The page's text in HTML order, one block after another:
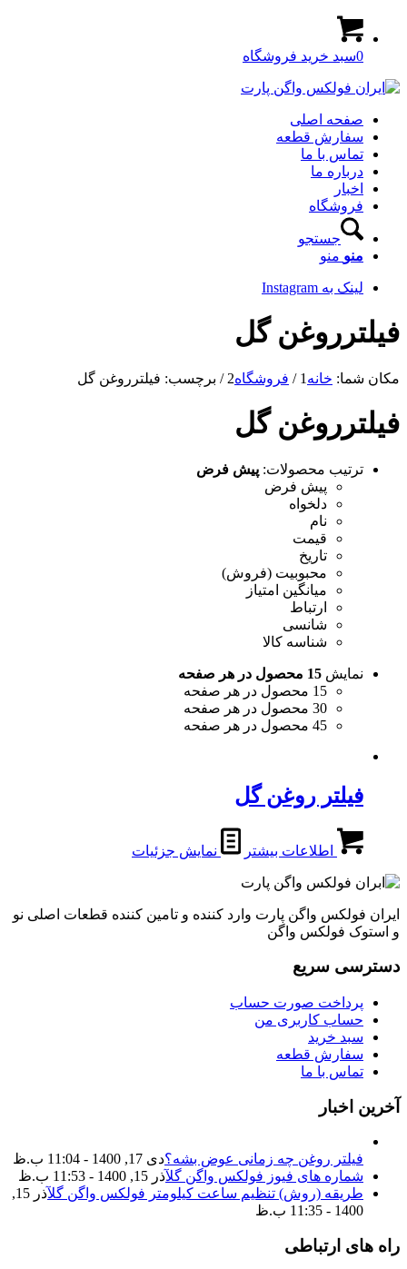
0سبد خرید فروشگاه
صفحه اصلی
سفارش قطعه
تماس با ما
درباره ما
اخبار
فروشگاه
جستجو
منو منو
لینک به Instagram
فیلترروغن گل
مکان شما: خانه 1
/ فروشگاه2
/ برچسب: فیلترروغن گل
فیلترروغن گل
ترتیب محصولات: پیش فرض
پیش فرض
دلخواه
نام
قیمت
تاریخ
محبوبیت (فروش)
میانگین امتیاز
ارتباط
شانسی
شناسه کالا
نمایش 15 محصول در هر صفحه
15 محصول در هر صفحه
30 محصول در هر صفحه
45 محصول در هر صفحه
فیلتر روغن گل
اطلاعات بیشتر نمایش جزئیات
ایران فولکس واگن پارت وارد کننده و تامین کننده قطعات اصلی نو
و استوک فولکس واگن
دسترسی سریع
پرداخت صورت حساب
حساب کاربری من
سبد خرید
سفارش قطعه
تماس با ما
آخرین اخبار
فیلتر روغن چه زمانی عوض بشه؟دی 17, 1400 - 11:04 ب.ظ
شماره های فیوز فولکس واگن گلآذر 15, 1400 - 11:53 ب.ظ
طریقه (روش) تنظیم ساعت کیلومتر فولکس واگن گل
آذر 15,
1400 - 11:35 ب.ظ
راه های ارتباطی